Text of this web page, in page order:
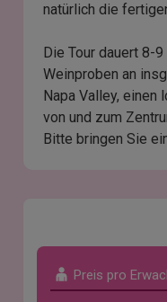
natürlich die
Die Tour dauert 8-
Weinproben an
Napa Valley, einen
von und zum
Bitte bringen Sie
Preis pro